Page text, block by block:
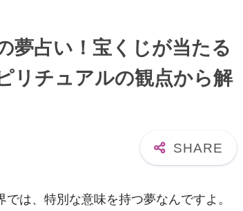
夢占い！宝くじが当たる
リチュアルの観点から解
は、特別な意味を持つ夢なんですよ。